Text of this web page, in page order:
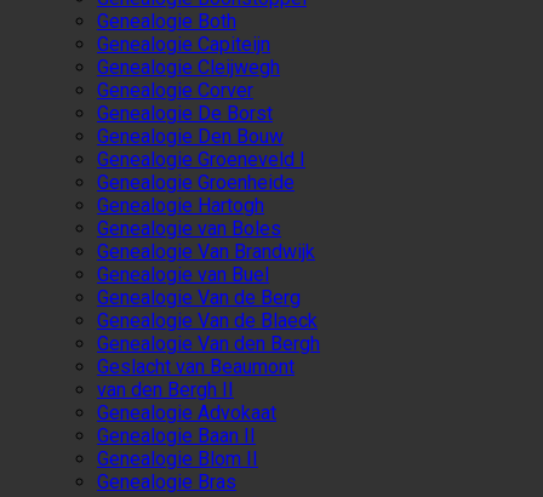
Genealogie Both
Genealogie Capiteijn
Genealogie Cleijwegh
Genealogie Corver
Genealogie De Borst
Genealogie Den Bouw
Genealogie Groeneveld I
Genealogie Groenheide
Genealogie Hartogh
Genealogie van Boles
Genealogie Van Brandwijk
Genealogie van Buel
Genealogie Van de Berg
Genealogie Van de Blaeck
Genealogie Van den Bergh
Geslacht van Beaumont
van den Bergh II
Genealogie Advokaat
Genealogie Baan II
Genealogie Blom II
Genealogie Bras